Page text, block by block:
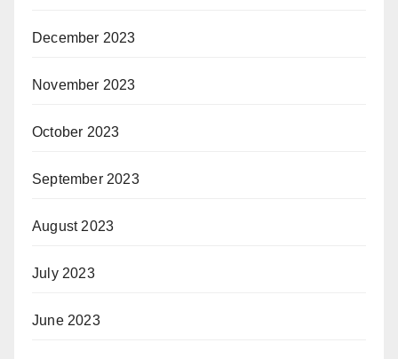
December 2023
November 2023
October 2023
September 2023
August 2023
July 2023
June 2023